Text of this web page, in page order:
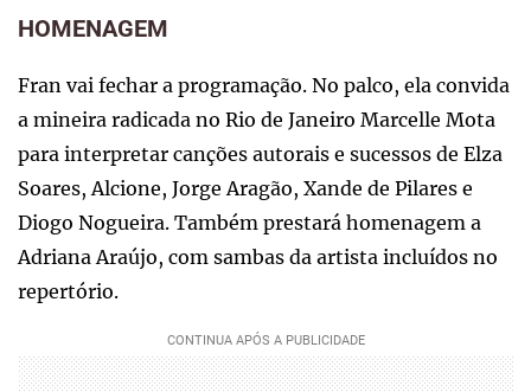
HOMENAGEM
Fran vai fechar a programação. No palco, ela convida
a mineira radicada no Rio de Janeiro Marcelle Mota
para interpretar canções autorais e sucessos de Elza
Soares, Alcione, Jorge Aragão, Xande de Pilares e
Diogo Nogueira. Também prestará homenagem a
Adriana Araújo, com sambas da artista incluídos no
repertório.